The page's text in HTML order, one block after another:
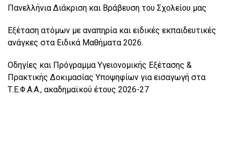
Πανελλήνια Διάκριση και Βράβευση του Σχολείου μας
Εξέταση ατόμων με αναπηρία και ειδικές εκπαιδευτικές
ανάγκες στα Ειδικά Μαθήματα 2026.
Οδηγίες και Πρόγραμμα Υγειονομικής Εξέτασης &
Πρακτικής Δοκιμασίας Υποψηφίων για εισαγωγή στα
Τ.Ε.Φ.Α.Α., ακαδημαϊκού έτους 2026-27